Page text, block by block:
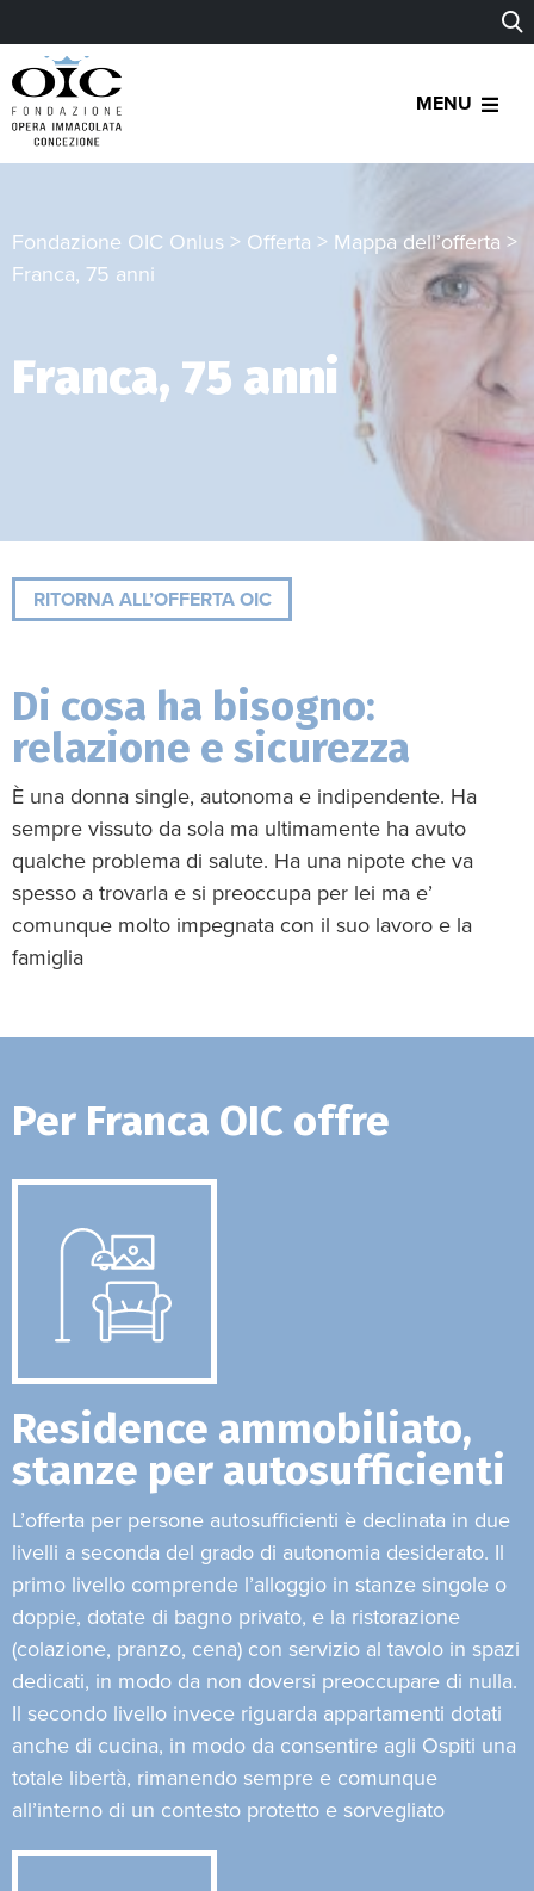
MENU
Fondazione OIC Onlus > Offerta > Mappa dell’offerta >
Franca, 75 anni
Franca, 75 anni
RITORNA ALL’OFFERTA OIC
Di cosa ha bisogno:
relazione e sicurezza
È una donna single, autonoma e indipendente. Ha
sempre vissuto da sola ma ultimamente ha avuto
qualche problema di salute. Ha una nipote che va
spesso a trovarla e si preoccupa per lei ma e’
comunque molto impegnata con il suo lavoro e la
famiglia
Per Franca OIC offre
Residence ammobiliato,
stanze per autosufficienti
L’offerta per persone autosufficienti è declinata in due
livelli a seconda del grado di autonomia desiderato. Il
primo livello comprende l’alloggio in stanze singole o
doppie, dotate di bagno privato, e la ristorazione
(colazione, pranzo, cena) con servizio al tavolo in spazi
dedicati, in modo da non doversi preoccupare di nulla.
Il secondo livello invece riguarda appartamenti dotati
anche di cucina, in modo da consentire agli Ospiti una
totale libertà, rimanendo sempre e comunque
all’interno di un contesto protetto e sorvegliato